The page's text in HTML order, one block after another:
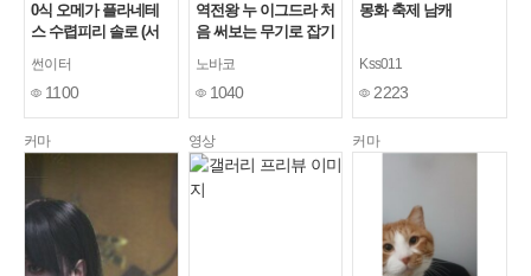
0식 오메가 플라네테
스 수렵피리 솔로 (서
썬이터
1100
역전왕 누 이그드라 처
음 써보는 무기로 잡기
노바코
1040
몽화 축제 남캐
Kss011
2223
커마 영상 커마